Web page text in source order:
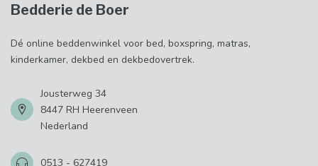
Bedderie de Boer
Dé online beddenwinkel voor bed, boxspring, matras,
kinderkamer, dekbed en dekbedovertrek.
Jousterweg 34
8447 RH Heerenveen
Nederland
0513 - 627419